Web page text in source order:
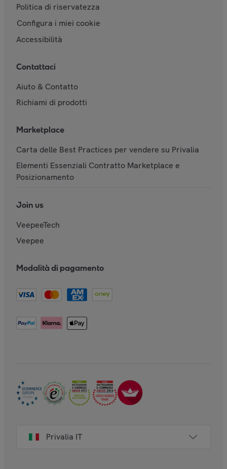
Politica di riservatezza
Configura i miei cookie
Accessibilità
Contattaci
Aiuto & Contatto
Richiami di prodotti
Marketplace
Carta delle Best Practices per vendere su Privalia
Elementi Essenziali Contratto Marketplace e
Posizionamento
Join us
VeepeeTech
Veepee
Modalità di pagamento
Privalia IT